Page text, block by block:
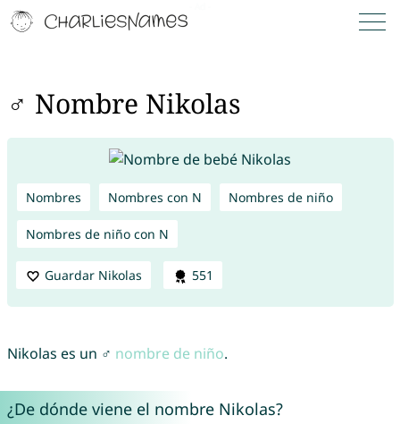
♂ Nombre Nikolas
Nombres Nombres con N Nombres de niño
Nombres de niño con N
Guardar Nikolas 551
Nikolas es un ♂ nombre de niño.
¿De dónde viene el nombre Nikolas?